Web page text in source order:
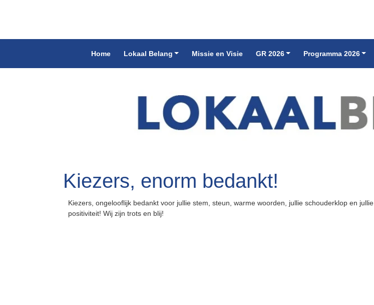
Home Lokaal Belang Missie en Visie GR 2026 Programma 2026
Kiezers, enorm bedankt!
Kiezers, ongelooflijk bedankt voor jullie stem, steun, warme woorden, jullie schouderklop en jullie
positiviteit! Wij zijn trots en blij!